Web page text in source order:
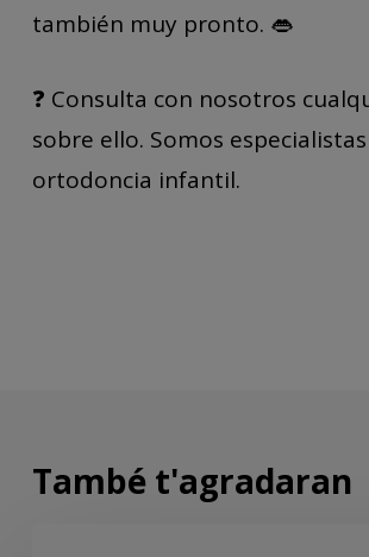
también muy pronto. 👄
❓ Consulta con nosotros
sobre ello. Somos
ortodoncia infantil.
També t'agradaran